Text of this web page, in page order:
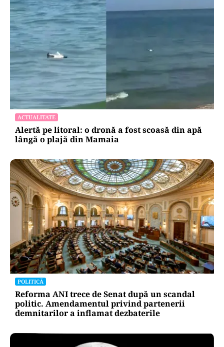
ACTUALITATE
Alertă pe litoral: o dronă a fost scoasă din apă
lângă o plajă din Mamaia
POLITICĂ
Reforma ANI trece de Senat după un scandal
politic. Amendamentul privind partenerii
demnitarilor a inflamat dezbaterile